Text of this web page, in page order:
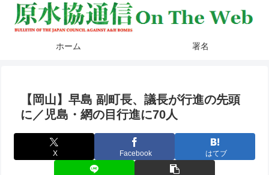
ホーム 署名
【岡山】早島 副町長、議長が行進の先頭
に／児島・網の目行進に70人
X Facebook はてブ